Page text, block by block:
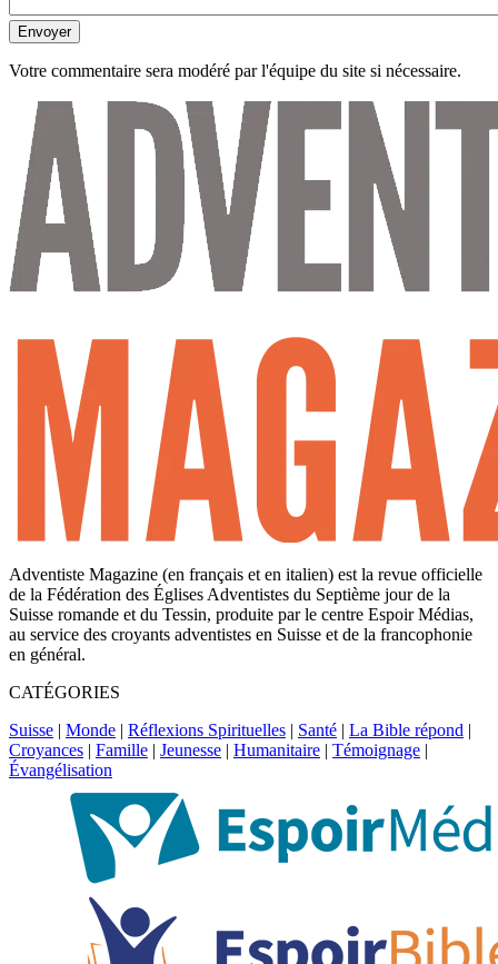
Envoyer
Votre commentaire sera modéré par l'équipe du site si nécessaire.
Adventiste Magazine (en français et en italien) est la revue officielle
de la Fédération des Églises Adventistes du Septième jour de la
Suisse romande et du Tessin, produite par le centre Espoir Médias,
au service des croyants adventistes en Suisse et de la francophonie
en général.
CATÉGORIES
Suisse | Monde | Réflexions Spirituelles | Santé | La Bible répond |
Croyances | Famille | Jeunesse | Humanitaire | Témoignage |
Évangélisation